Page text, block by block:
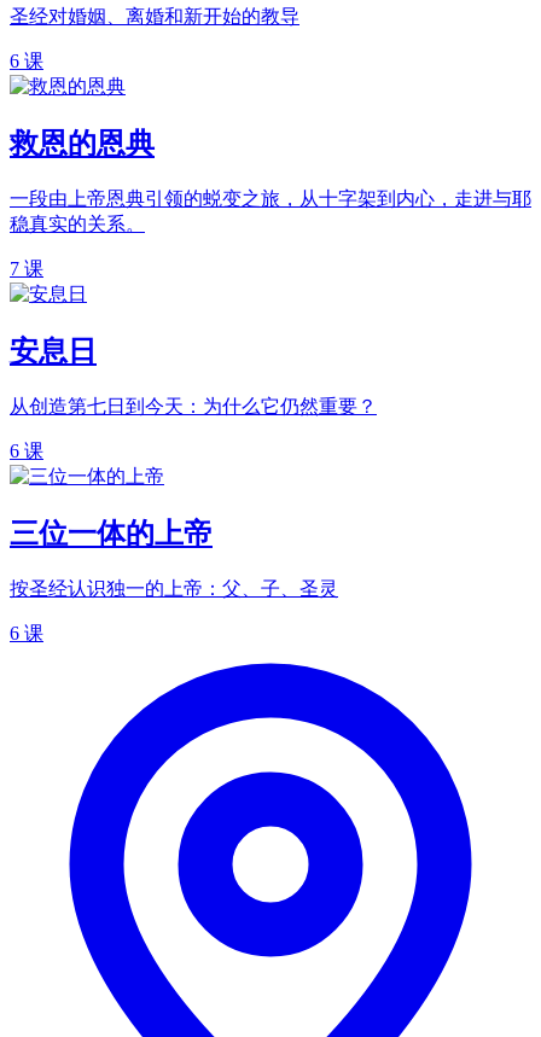
圣经对婚姻、离婚和新开始的教导
6 课
救恩的恩典
一段由上帝恩典引领的蜕变之旅，从十字架到内心，走进与耶
稳真实的关系。
7 课
安息日
从创造第七日到今天：为什么它仍然重要？
6 课
三位一体的上帝
按圣经认识独一的上帝：父、子、圣灵
6 课